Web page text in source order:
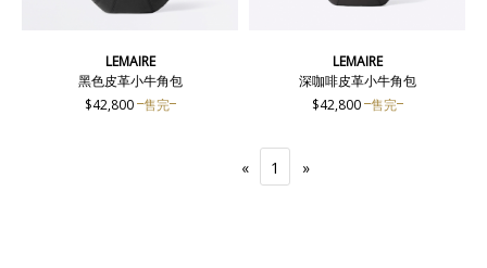
LEMAIRE
黑色皮革小牛角包
$42,800 售完
LEMAIRE
深咖啡皮革小牛角包
$42,800 售完
« 1 »